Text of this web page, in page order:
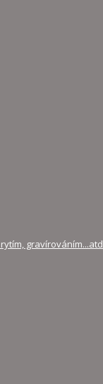
gravírováním...atd